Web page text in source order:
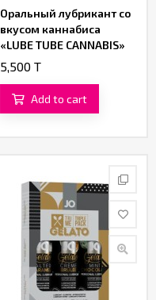
Оральный лубрикант со
вкусом каннабиса
«LUBE TUBE CANNABIS»
от «Orgie»
5,500 T
Add to cart